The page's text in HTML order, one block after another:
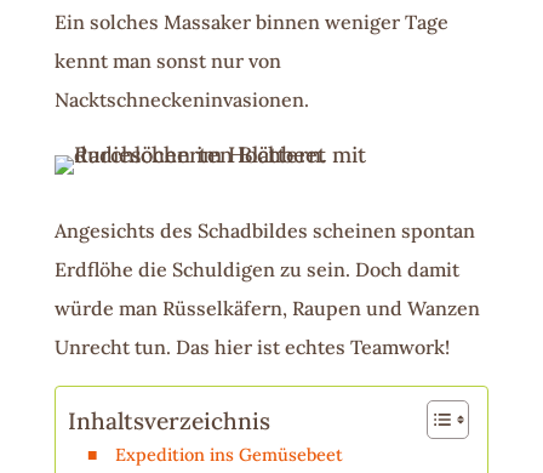
Ein solches Massaker binnen weniger Tage
kennt man sonst nur von
Nacktschneckeninvasionen.
Angesichts des Schadbildes scheinen spontan
Erdflöhe die Schuldigen zu sein. Doch damit
würde man Rüsselkäfern, Raupen und Wanzen
Unrecht tun. Das hier ist echtes Teamwork!
Inhaltsverzeichnis
Expedition ins Gemüsebeet